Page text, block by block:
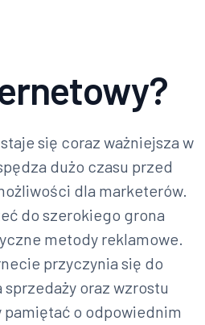
się coraz ważniejsza w
dużo czasu przed
dla marketerów.
do szerokiego grona
metody reklamowe.
przyczynia się do
oraz wzrostu
o odpowiednim